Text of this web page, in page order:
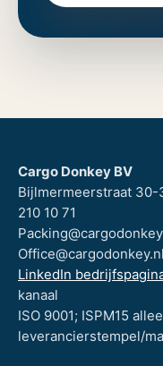
Cargo Donkey BV
Bijlmermeerstraat 30-
210 10 71
Office@cargodonkey.nl
LinkedIn
kanaal
ISO 9001; ISPM15
leverancierstempel/